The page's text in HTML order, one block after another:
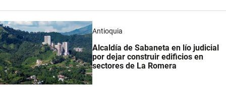
Antioquia
Alcaldía de Sabaneta en lío judicial
por dejar construir edificios en
sectores de La Romera